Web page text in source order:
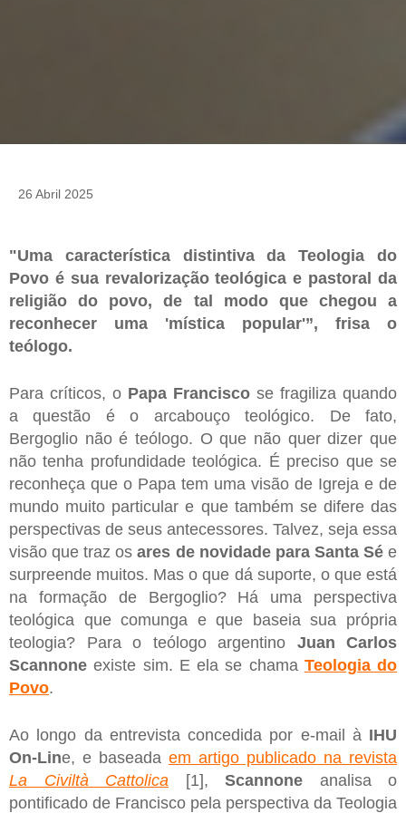
26 Abril 2025
"Uma característica distintiva da Teologia do
Povo é sua revalorização teológica e pastoral da
religião do povo, de tal modo que chegou a
reconhecer uma 'mística popular'”, frisa o
teólogo.
Para críticos, o Papa Francisco se fragiliza quando
a questão é o arcabouço teológico. De fato,
Bergoglio não é teólogo. O que não quer dizer que
não tenha profundidade teológica. É preciso que se
reconheça que o Papa tem uma visão de Igreja e de
mundo muito particular e que também se difere das
perspectivas de seus antecessores. Talvez, seja essa
visão que traz osares de novidade para Santa Sée
surpreende muitos. Mas o que dá suporte, o que está
na formação de Bergoglio? Há uma perspectiva
teológica que comunga e que baseia sua própria
teologia? Para o teólogo argentino Juan Carlos
Scannone existe sim. E ela se chama Teologia do
Povo.
Ao longo da entrevista concedida por e-mail à IHU
On-Line, e baseada em artigo publicado na revista
La Civiltà Cattolica
[1], Scannone analisa o
pontificado de Francisco pela perspectiva da Teologia